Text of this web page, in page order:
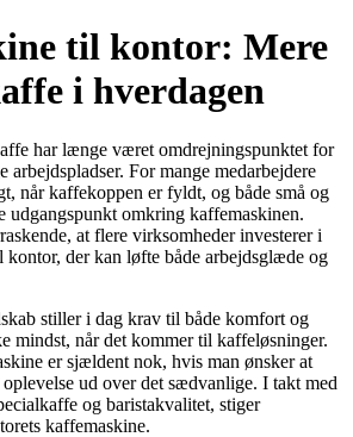
til kontor: Mere
i hverdagen
har længe været omdrejningspunktet for
arbejdspladser. For mange medarbejdere
når kaffekoppen er fyldt, og både små og
udgangspunkt omkring kaffemaskinen.
at flere virksomheder investerer i
kontor, der kan løfte både arbejdsglæde og
stiller i dag krav til både komfort og
mindst, når det kommer til kaffeløsninger.
er sjældent nok, hvis man ønsker at
ud over det sædvanlige. I takt med
og baristakvalitet, stiger
kaffemaskine.